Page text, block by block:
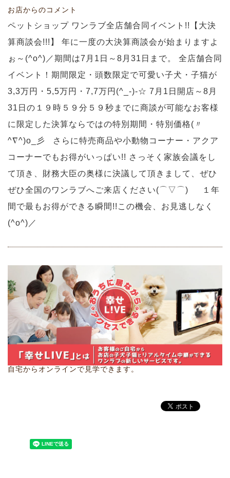
お店からのコメント
ペットショップ ワンラブ全店舗合同イベント!!【大決
算商談会!!!】 年に一度の大決算商談会が始まりますよ
ぉ～(^o^)／期間は7月1日～8月31日まで。 全店舗合同
イベント！期間限定・頭数限定で可愛い子犬・子猫が
3,3万円・5,5万円・7,7万円(^_-)-☆ 7月1日開店～8月
31日の１９時５９分５９秒までに商談が可能なお客様
に限定した決算ならではの特別期間・特別価格(〃
^∇^)o_彡 さらに特売商品や小動物コーナー・アクア
コーナーでもお得がいっぱい!! さっそく家族会議をし
て頂き、財務大臣の奥様に決議して頂きまして、ぜひ
ぜひ全国のワンラブへご来店ください(⌒▽⌒)ゞ １年
間で最もお得ができる瞬間!!この機会、お見逃しなく
(^o^)／
自宅からオンラインで見学できます。